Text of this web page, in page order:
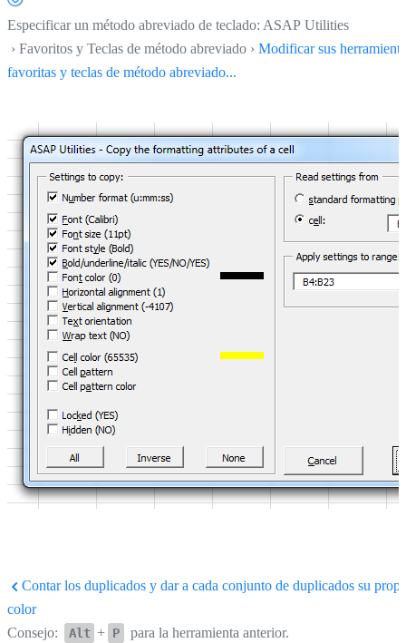
Especificar un método abreviado de teclado: ASAP Utilities
› Favoritos y Teclas de método abreviado › Modificar sus
favoritas y teclas de método abreviado...
Contar los duplicados y dar a cada conjunto de duplicados su
color
Consejo:
Alt + P para la herramienta anterior.